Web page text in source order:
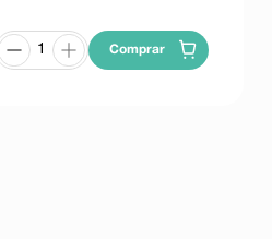
Comprar